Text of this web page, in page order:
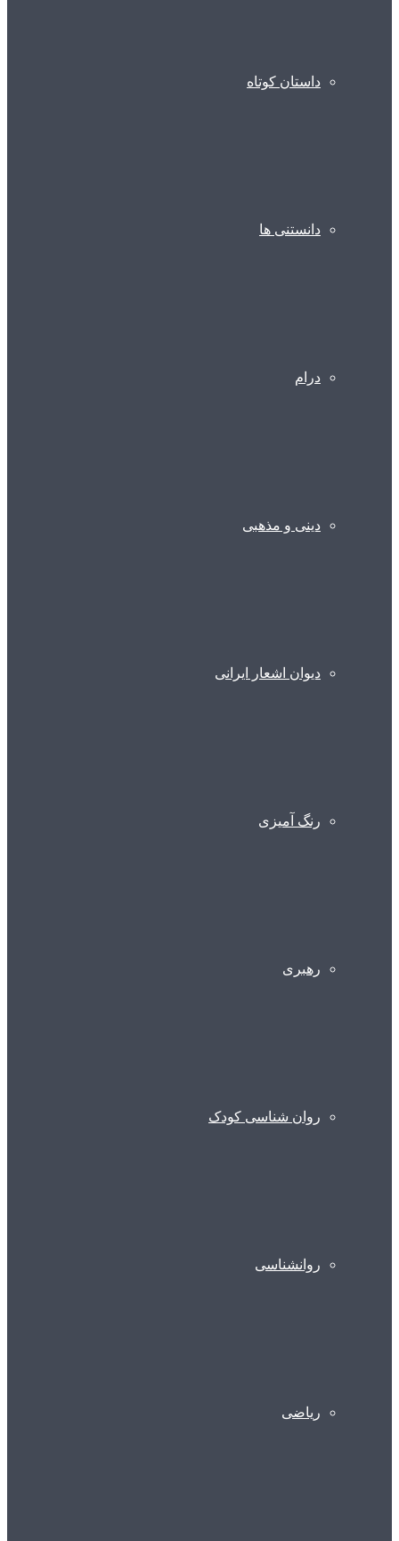
داستان کوتاه
دانستنی ها
درام
دینی و مذهبی
دیوان اشعار ایرانی
رنگ آمیزی
رهبری
روان شناسی کودک
روانشناسی
ریاضی